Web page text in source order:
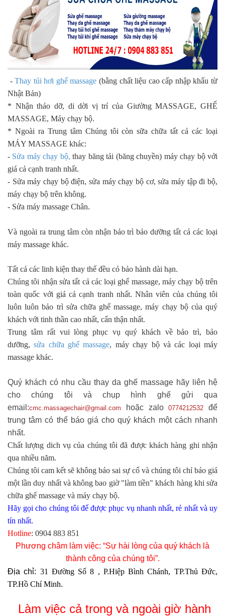
-Thay túi hơi ghế massage (bằng chất liệu cao cấp nhập khẩu từ
Nhật Bản)
* Nhận tháo dỡ, di dời vị trí của Giường MASSAGE, GHẾ
MASSAGE, Máy chạy bộ.
* Ngoài ra Trung tâm Chúng tôi còn sữa chữa tất cả các loại
MÁY MASSAGE khác:
- Sửa máy chạy bộ, thay băng tải (băng chuyền) máy chạy bộ với
giá cả cạnh tranh nhất.
- Sửa máy chạy bộ điện, sửa máy chạy bộ cơ, sửa máy tập đi bộ,
máy chạy bộ trên không.
- Sửa máy massage Chân.
Và ngoài ra trung tâm còn nhận bảo trì bảo dưỡng tất cả các loại
máy massage khác.
Tất cả các linh kiện thay thế đều có bảo hành dài hạn.
Chúng tôi nhận sửa tất cả các loại ghế massage, máy chạy bộ trên
toàn quốc với giá cả cạnh tranh nhất. Nhân viên của chúng tôi
luôn luôn bảo trì sửa chữa ghế massage, máy chạy bộ của quý
khách với tinh thần cao nhất, cẩn thận nhất.
Trung tâm rất vui lòng phục vụ quý khách về bảo trì, bảo
dưỡng,sửa chữa ghế massage, máy chạy bộ và các loại máy
massage khác.
Quý khách có nhu cầu thay da ghế massage hãy liên hệ
cho chúng tôi và chụp hình ghế gửi qua
email:cmc.massagechair@gmail.com hoặc zalo0774212532 để
trung tâm có thể báo giá cho quý khách một cách nhanh
nhất.
Chất lượng dich vụ của chúng tôi đã được khách hàng ghi nhận
qua nhiều năm.
Chúng tôi cam kết sẽ không báo sai sự cố và chúng tôi chỉ báo giá
một lần duy nhất và không bao giờ "làm tiền" khách hàng khi sửa
chữa ghế massage và máy chạy bộ.
Hãy gọi cho chúng tôi để được phục vụ nhanh nhất, rẻ nhất và uy
tín nhất.
Hotline: 0904 883 851
Phương châm làm việc: “Sự hài lòng của quý khách là
thành công của chúng tôi”.
Địa chỉ: 31 Đường Số 8 , P.Hiệp Bình Chánh, TP.Thủ Đức,
TP.Hồ Chí Minh.
Làm việc cả trong và ngoài giờ hành